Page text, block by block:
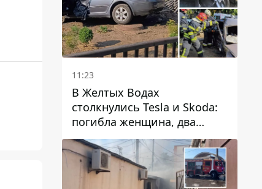
11:23
В Желтых Водах
столкнулись Tesla и Skoda:
погибла женщина, два
человека пострадали